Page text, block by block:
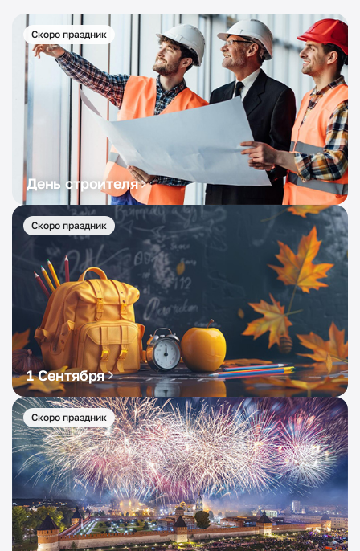
Скоро праздник
День строителя
Скоро праздник
1 Сентября
Скоро праздник